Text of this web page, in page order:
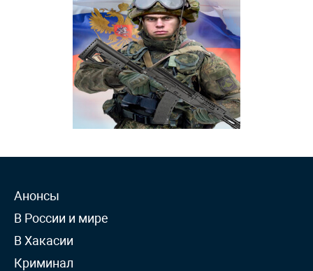
Анонсы
В России и мире
В Хакасии
Криминал